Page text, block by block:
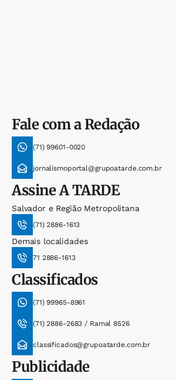
Fale com a Redação
(71) 99601-0020
jornalismoportal@grupoatarde.com.br
AssineA TARDE
Salvador e Região Metropolitana
(71) 2886-1613
Demais localidades
71 2886-1613
Classificados
(71) 99965-8961
(71) 2886-2683 / Ramal 8526
classificados@grupoatarde.com.br
Publicidade